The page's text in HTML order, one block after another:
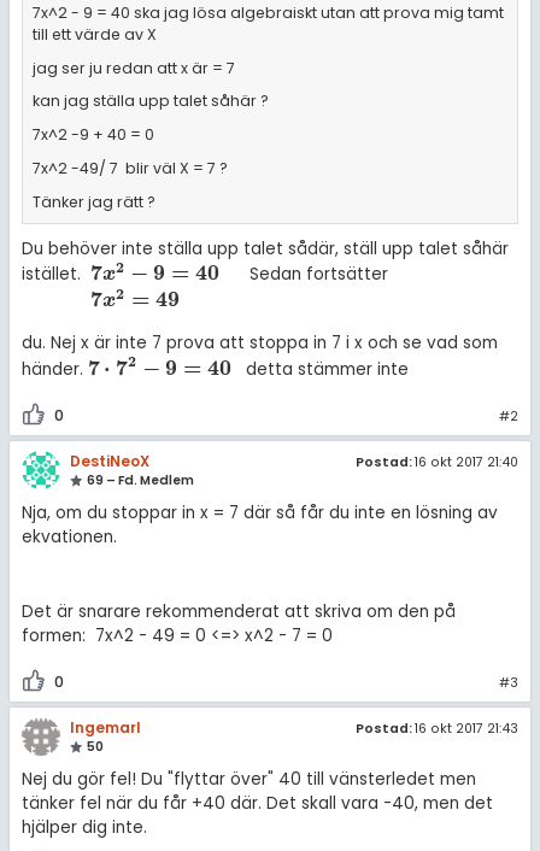
7x^2 - 9 = 40 ska jag lösa algebraiskt utan att prova mig tamt
till ett värde av X
jag ser ju redan att x är = 7
kan jag ställa upp talet såhär ?
7x^2 -9 + 40 = 0
7x^2 -49/ 7 blir väl X = 7 ?
Tänker jag rätt ?
Du behöver inte ställa upp talet sådär, ställ upp talet såhär
istället. 7x2 − 9 = 40
7x2 = 49
7x2- 9= 40 7x2=49 Sedan fortsätter
du. Nej x är inte 7 prova att stoppa in 7 i x och se vad som
händer. 7 ⋅ 72 − 9 = 40
7· 7 2-9 =40 detta stämmer inte
0 #2
DestiNeoX
69 – Fd. Medlem
Postad:16 okt 2017 21:40
Nja, om du stoppar in x = 7 där så får du inte en lösning av
ekvationen.
Det är snarare rekommenderat att skriva om den på
formen: 7x^2 - 49 = 0 <=> x^2 - 7 = 0
0 #3
IngemarI
50
Postad:16 okt 2017 21:43
Nej du gör fel! Du "flyttar över" 40 till vänsterledet men
tänker fel när du får +40 där. Det skall vara -40, men det
hjälper dig inte.
Cookie-inställningar
diskussioner